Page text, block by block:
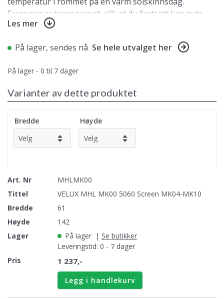
Screenen er transparent, slik at du fortsatt kan nyte
utsikten.
Rulles elegant opp i toppkassen når den ikke er i bruk.
Les mer
På lager, sendes nå Se hele utvalget her
På lager - 0 til 7 dager
Varianter av dette produktet
Bredde Høyde
MHLMK00
VELUX MHL MK00 5060 Screen MK04-MK10
61
142
På lager | Se butikker
Leveringstid: 0 - 7 dager
1 237,-
Legg i handlekurv